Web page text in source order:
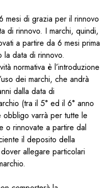
mesi di grazia per il rinnovo
di rinnovo. I marchi, quindi,
a partire da 6 mesi prima
data di rinnovo.
normativa è l’introduzione
dei marchi, che andrà
dalla data di
(tra il 5° ed il 6° anno
obbligo varrà per tutte le
o rinnovate a partire dal
il deposito della
allegare particolari